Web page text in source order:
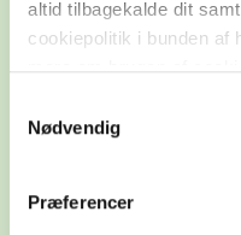
altid tilbagekalde dit
cookiepolitik i bunden
Nødvendig
Præferencer
Vi skaber ikke bare
resultater, der bliver
række awards
paid search.
Se vores priser